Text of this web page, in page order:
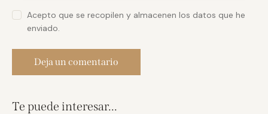
Acepto que se recopilen y almacenen los datos que he
enviado.
Te puede interesar...